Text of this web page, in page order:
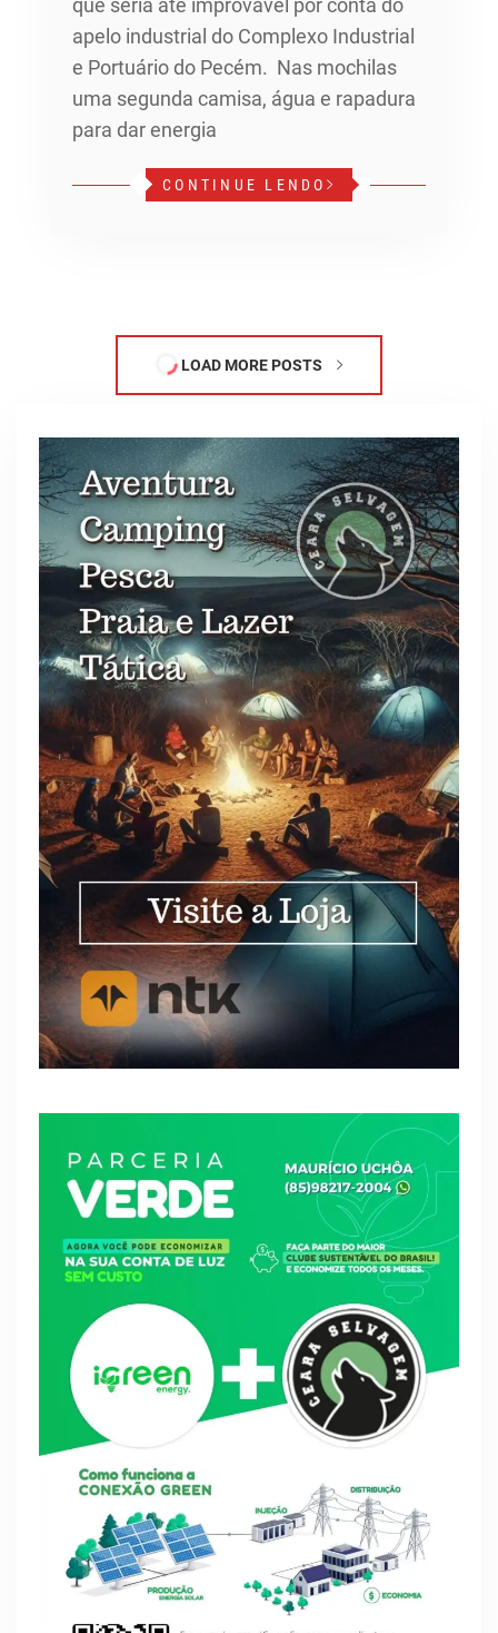
que seria até improvável por conta do
apelo industrial do Complexo Industrial
e Portuário do Pecém. Nas mochilas
uma segunda camisa, água e rapadura
para dar energia
CONTINUE LENDO
LOAD MORE POSTS